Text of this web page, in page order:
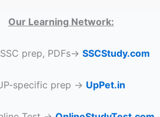
Our Learning Network:
prep, PDFs→ SSCStudy.com
specific prep → UpPet.in